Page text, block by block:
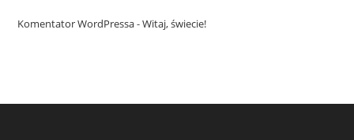
Komentator WordPressa-Witaj, świecie!